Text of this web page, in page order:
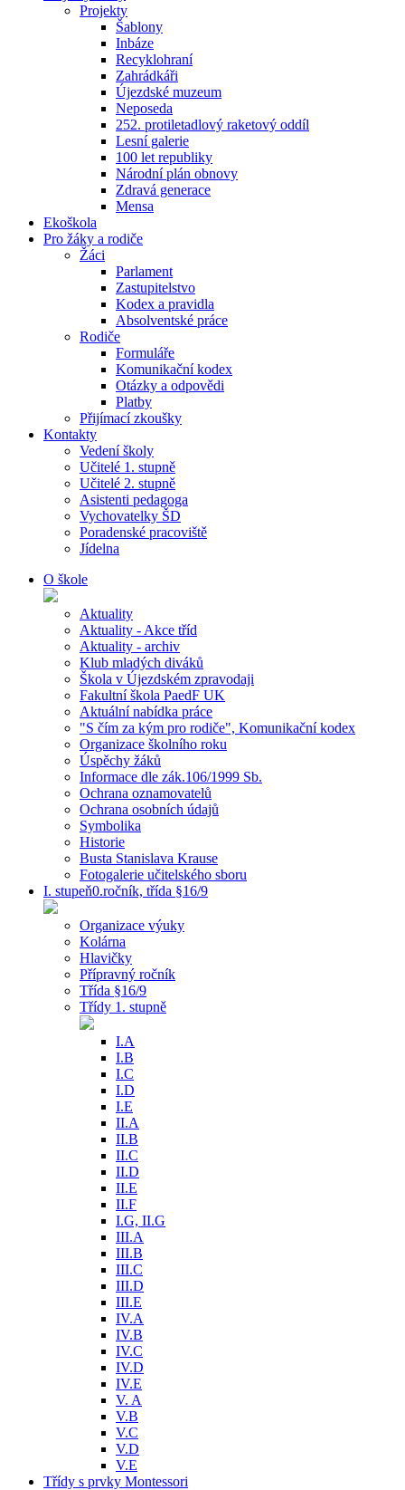
Projekty
Šablony
Inbáze
Recyklohraní
Zahrádkáři
Újezdské muzeum
Neposeda
252. protiletadlový raketový oddíl
Lesní galerie
100 let republiky
Národní plán obnovy
Zdravá generace
Mensa
Ekoškola
Pro žáky a rodiče
Žáci
Parlament
Zastupitelstvo
Kodex a pravidla
Absolventské práce
Rodiče
Formuláře
Komunikační kodex
Otázky a odpovědi
Platby
Přijímací zkoušky
Kontakty
Vedení školy
Učitelé 1. stupně
Učitelé 2. stupně
Asistenti pedagoga
Vychovatelky ŠD
Poradenské pracoviště
Jídelna
O škole
Aktuality
Aktuality - Akce tříd
Aktuality - archiv
Klub mladých diváků
Škola v Újezdském zpravodaji
Fakultní škola PaedF UK
Aktuální nabídka práce
"S čím za kým pro rodiče", Komunikační kodex
Organizace školního roku
Úspěchy žáků
Informace dle zák.106/1999 Sb.
Ochrana oznamovatelů
Ochrana osobních údajů
Symbolika
Historie
Busta Stanislava Krause
Fotogalerie učitelského sboru
I. stupeň0.ročník, třída §16/9
Organizace výuky
Kolárna
Hlavičky
Přípravný ročník
Třída §16/9
Třídy 1. stupně
I.A
I.B
I.C
I.D
I.E
II.A
II.B
II.C
II.D
II.E
II.F
I.G, II.G
III.A
III.B
III.C
III.D
III.E
IV.A
IV.B
IV.C
IV.D
IV.E
V. A
V.B
V.C
V.D
V.E
Třídy s prvky Montessori